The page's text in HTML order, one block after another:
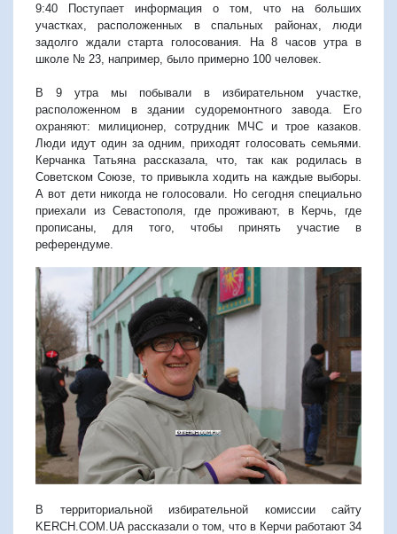
9:40 Поступает информация о том, что на больших
участках, расположенных в спальных районах, люди
задолго ждали старта голосования. На 8 часов утра в
школе № 23, например, было примерно 100 человек.
В 9 утра мы побывали в избирательном участке,
расположенном в здании судоремонтного завода. Его
охраняют: милиционер, сотрудник МЧС и трое казаков.
Люди идут один за одним, приходят голосовать семьями.
Керчанка Татьяна рассказала, что, так как родилась в
Советском Союзе, то привыкла ходить на каждые выборы.
А вот дети никогда не голосовали. Но сегодня специально
приехали из Севастополя, где проживают, в Керчь, где
прописаны, для того, чтобы принять участие в
референдуме.
В территориальной избирательной комиссии сайту
KERCH.COM.UA рассказали о том, что в Керчи работают 34